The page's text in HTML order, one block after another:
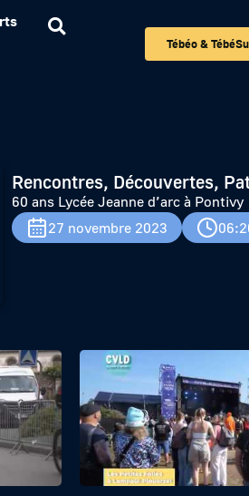
Tébéo &
Rencontres, Découvertes,
60 ans Lycée Jeanne d’arc à Pontivy
27 novembre 2023